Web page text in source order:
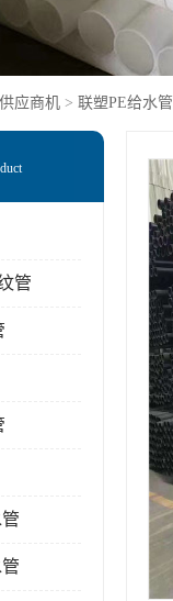
供应商机 > 联塑PE给水管
管